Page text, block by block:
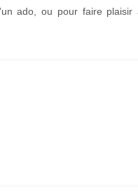
ado, ou pour faire plaisir